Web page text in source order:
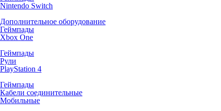
Nintendo Switch
Дополнительное оборудование
Геймпады
Xbox One
Геймпады
Рули
PlayStation 4
Геймпады
Кабели соединительные
Мобильные